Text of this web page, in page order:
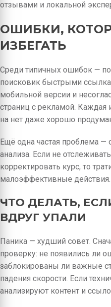
отзывами и локальной
ОШИБКИ,
ИЗБЕГАТЬ
Среди типичных ошибок —
поисковик быстрыми
мобильной версии и
страниц с рекламой. Каждая
на нет даже хорошо
Ещё одна частая проблема —
анализа. Если не
корректировать курс, то
малоэффективные действия.
ЧТО ДЕЛАТЬ,
ВДРУГ УПАЛИ
Паника — худший совет.
проверку: не появились ли
заблокированы ли важные
падения скорости. Если
анализируют контент и